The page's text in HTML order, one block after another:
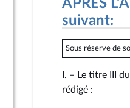
APRÈS
suivant:
Sous réserve de
I. – Le titre III
rédigé :